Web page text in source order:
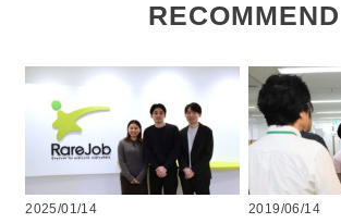
RECOMMEND
2025/01/14
2019/06/14